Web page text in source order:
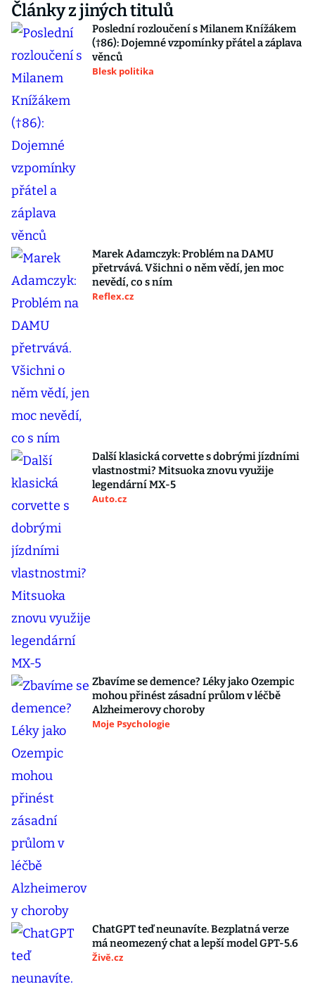
Články z jiných titulů
Poslední rozloučení s Milanem Knížákem
(†86): Dojemné vzpomínky přátel a záplava
věnců
Blesk politika
Marek Adamczyk: Problém na DAMU
přetrvává. Všichni o něm vědí, jen moc
nevědí, co s ním
Reflex.cz
Další klasická corvette s dobrými jízdními
vlastnostmi? Mitsuoka znovu využije
legendární MX-5
Auto.cz
Zbavíme se demence? Léky jako Ozempic
mohou přinést zásadní průlom v léčbě
Alzheimerovy choroby
Moje Psychologie
ChatGPT teď neunavíte. Bezplatná verze
má neomezený chat a lepší model GPT-5.6
Živě.cz